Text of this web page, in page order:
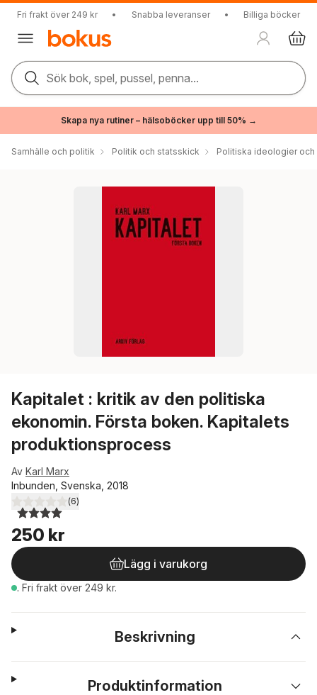
Fri frakt över 249 kr • Snabba leveranser • Billiga böcker
Sök bok, spel, pussel, penna...
Skapa nya rutiner – hälsoböcker upp till 50% →
Samhälle och politik Politik och statsskick Politiska ideologier och
Kapitalet : kritik av den politiska
ekonomin. Första boken. Kapitalets
produktionsprocess
Av Karl Marx
Inbunden, Svenska, 2018
4,0utav 5 stjärnor. Totalt antal röster:
(6)
250 kr
Lägg i varukorg
. Fri frakt över 249 kr.
Beskrivning
Produktinformation